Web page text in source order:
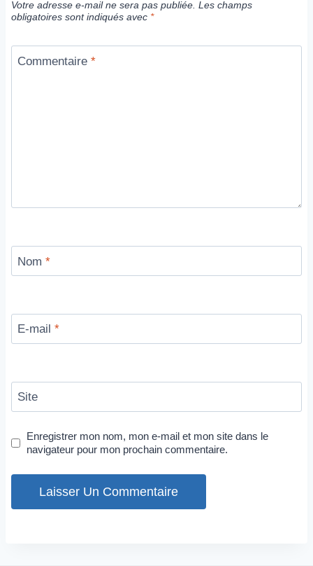
Votre adresse e-mail ne sera pas publiée. Les champs
obligatoires sont indiqués avec *
Commentaire *
Nom *
E-mail *
Site
Enregistrer mon nom, mon e-mail et mon site dans le
navigateur pour mon prochain commentaire.